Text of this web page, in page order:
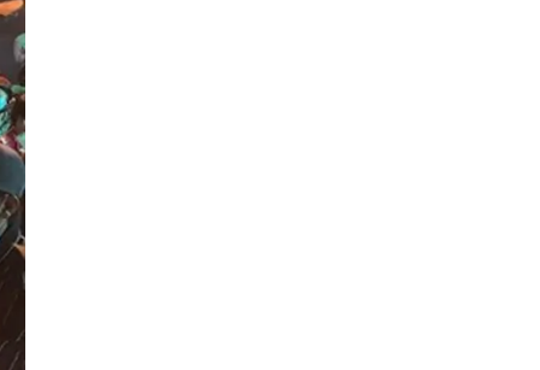
– Đô thị